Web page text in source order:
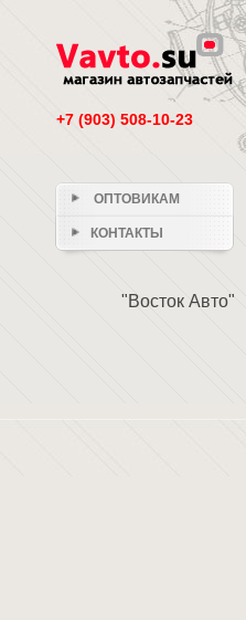
+7 (903) 508-10-23
ОПТОВИКАМ
КОНТАКТЫ
"Восток Авто"